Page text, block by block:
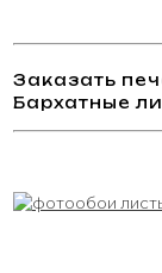
Заказать
Бархатные